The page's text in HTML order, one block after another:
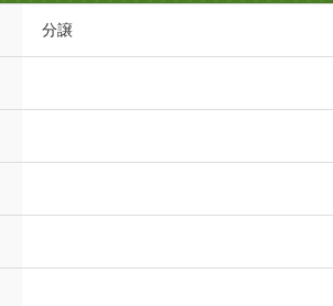
分譲